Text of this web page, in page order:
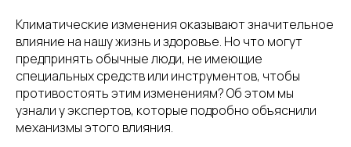
Климатические изменения оказывают значительное
влияние на нашу жизнь и здоровье. Но что могут
предпринять обычные люди, не имеющие
специальных средств или инструментов, чтобы
противостоять этим изменениям? Об этом мы
узнали у экспертов, которые подробно объяснили
механизмы этого влияния.